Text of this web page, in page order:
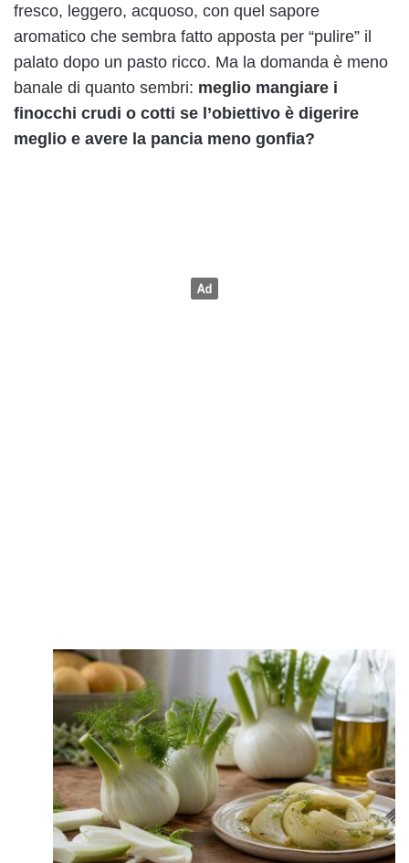
fresco, leggero, acquoso, con quel sapore
aromatico che sembra fatto apposta per “pulire” il
palato dopo un pasto ricco. Ma la domanda è meno
banale di quanto sembri: meglio mangiare i
finocchi crudi o cotti se l’obiettivo è digerire
meglio e avere la pancia meno gonfia?